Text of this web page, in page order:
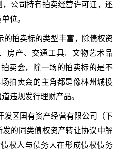
，公司持有拍卖经营许可证，还
位。
的拍卖标的类型丰富，除债权资
房产、交通工具、文物艺术品
卖会，除一场的拍卖标的是不
拍卖会的主角都是像林州城投
违规发行理财产品。
发区国有资产经营有限公司（下
发的同类债权资产转让协议中解
权人与债务人在形成债权债务